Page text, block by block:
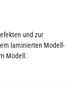
und zur
laminierten Modell-
Modell.